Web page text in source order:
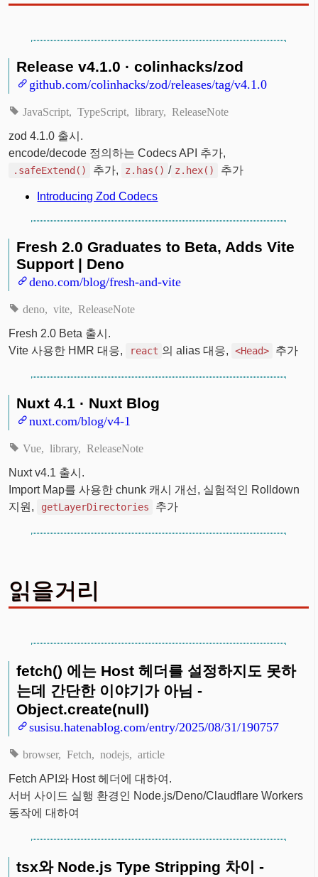
Release v4.1.0 · colinhacks/zod
github.com/colinhacks/zod/releases/tag/v4.1.0
JavaScript TypeScript library ReleaseNote
zod 4.1.0 출시.
encode/decode 정의하는 Codecs API 추가,
.safeExtend() 추가, z.has() / z.hex() 추가
Introducing Zod Codecs
Fresh 2.0 Graduates to Beta, Adds Vite
Support | Deno
deno.com/blog/fresh-and-vite
deno vite ReleaseNote
Fresh 2.0 Beta 출시.
Vite 사용한 HMR 대응,
react 의 alias 대응, <Head> 추가
Nuxt 4.1 · Nuxt Blog
nuxt.com/blog/v4-1
Vue library ReleaseNote
Nuxt v4.1 출시.
Import Map를 사용한 chunk 캐시 개선, 실험적인 Rolldown
지원,
getLayerDirectories 추가
읽을거리
fetch() 에는 Host 헤더를 설정하지도 못하
는데 간단한 이야기가 아님 -
Object.create(null)
susisu.hatenablog.com/entry/2025/08/31/190757
browser Fetch nodejs article
Fetch API와 Host 헤더에 대하여.
서버 사이드 실행 환경인 Node.js/Deno/Claudflare Workers
동작에 대하여
tsx와 Node.js Type Stripping 차이 -